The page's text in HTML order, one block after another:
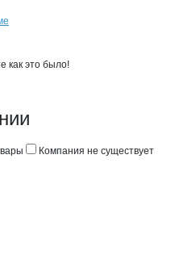
Михаил
как это было!
о неточностях
Компания не существует